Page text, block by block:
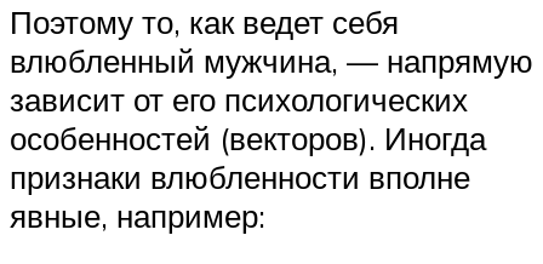
Поэтому то, как ведет себя
влюбленный мужчина, — напрямую
зависит от его психологических
особенностей (векторов). Иногда
признаки влюбленности вполне
явные, например: